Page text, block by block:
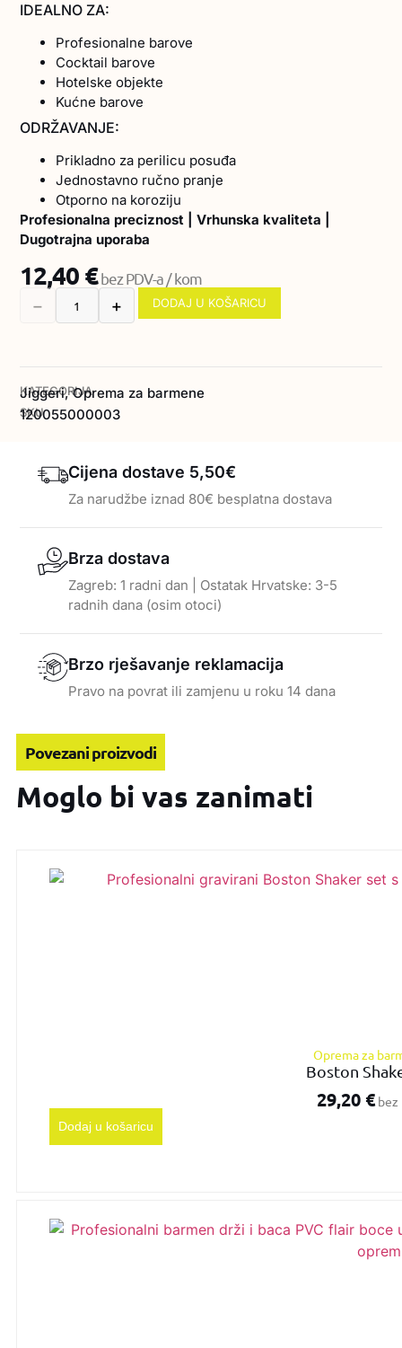
IDEALNO ZA:
Profesionalne barove
Cocktail barove
Hotelske objekte
Kućne barove
ODRŽAVANJE:
Prikladno za perilicu posuđa
Jednostavno ručno pranje
Otporno na koroziju
Profesionalna preciznost | Vrhunska kvaliteta |
Dugotrajna uporaba
12,40 €bez PDV-a / kom
➖ ➕ DODAJ U KOŠARICU
KATEGORIJA
Jiggeri,Oprema za barmene
SKU
120055000003
Cijena dostave 5,50€
Za narudžbe iznad 80€ besplatna dostava
Brza dostava
Zagreb: 1 radni dan | Ostatak Hrvatske: 3-5
radnih dana (osim otoci)
Brzo rješavanje reklamacija
Pravo na povrat ili zamjenu u roku 14 dana
Povezani proizvodi
Moglo bi vas zanimati
Oprema za
Boston
29,20 €bez
Dodaj u košaricu